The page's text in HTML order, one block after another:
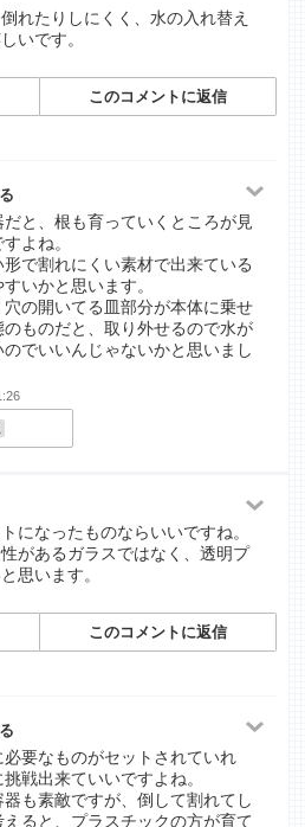
れたりしにくく、水の入れ替え
いです。
このコメントに返信
と、根も育っていくところが見
よね。
で割れにくい素材で出来ている
いかと思います。
穴の開いてる皿部分が本体に乗せ
のものだと、取り外せるので水が
のでいいんじゃないかと思いまし
になったものならいいですね。
があるガラスではなく、透明プ
思います。
このコメントに返信
必要なものがセットされていれ
戦出来ていいですよね。
器も素敵ですが、倒して割れてし
えると、プラスチックの方が育て